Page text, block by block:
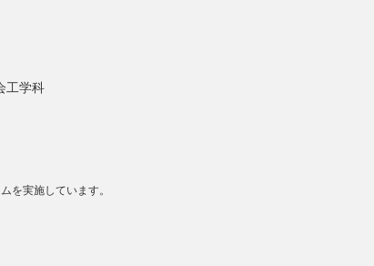
工学科
を実施しています。